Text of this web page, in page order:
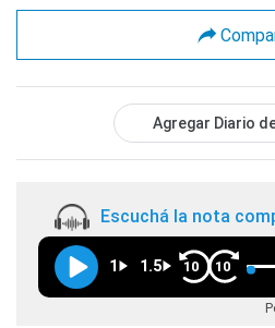
Agregar Diario
Escuchá la nota
1 1.5 10 10